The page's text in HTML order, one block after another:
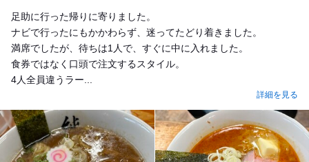
足助に行った帰りに寄りました。
ナビで行ったにもかかわらず、迷ってたどり着きました。
満席でしたが、待ちは1人で、すぐに中に入れました。
食券ではなく口頭で注文するスタイル。
4人全員違うラー...
詳細を見る